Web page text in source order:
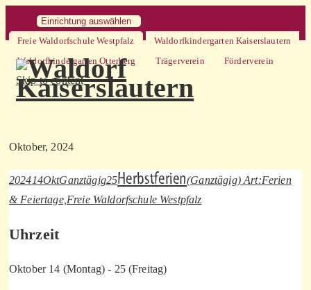
Einrichtung auswählen
Freie Waldorfschule Westpfalz
Waldorfkindergarten Kaiserslautern
Waldorfkindergarten Otterberg
Trägerverein Förderverein
Skip to content
Oktober, 2024
202414OktGanztägig25Herbstferien(Ganztägig) Art:Ferien
& Feiertage, Freie Waldorfschule Westpfalz
Uhrzeit
Oktober 14 (Montag) - 25 (Freitag)